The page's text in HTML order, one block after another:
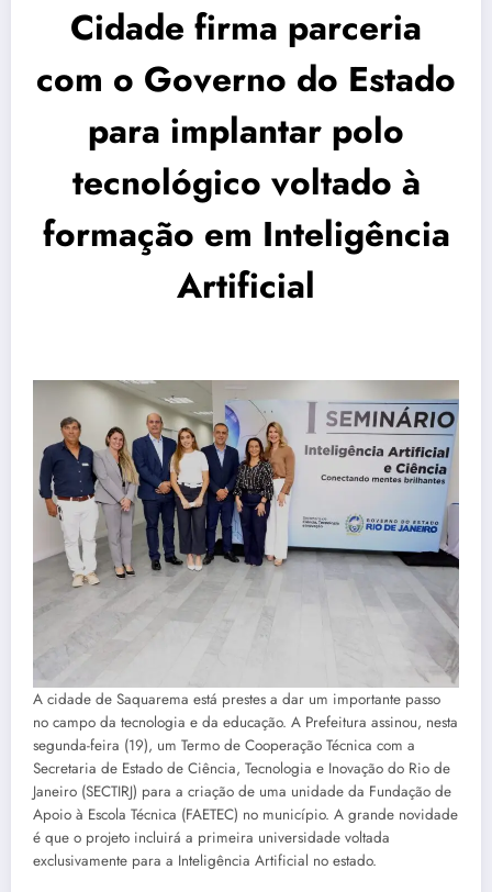
Cidade firma parceria
com o Governo do Estado
para implantar polo
tecnológico voltado à
formação em Inteligência
Artificial
A cidade de Saquarema está prestes a dar um importante passo
no campo da tecnologia e da educação. A Prefeitura assinou, nesta
segunda-feira (19), um Termo de Cooperação Técnica com a
Secretaria de Estado de Ciência, Tecnologia e Inovação do Rio de
Janeiro (SECTIRJ) para a criação de uma unidade da Fundação de
Apoio à Escola Técnica (FAETEC) no município. A grande novidade
é que o projeto incluirá a primeira universidade voltada
exclusivamente para a Inteligência Artificial no estado.